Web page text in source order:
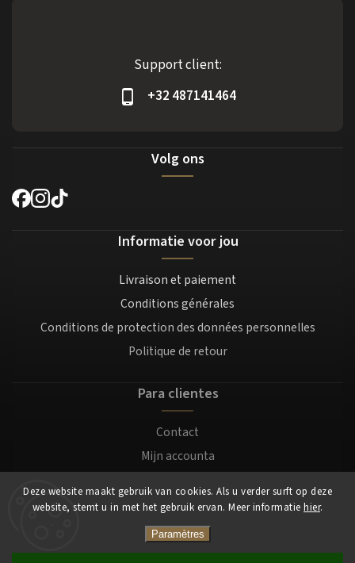
Deze website maakt gebruik van cookies. Als u verder surft op deze
website, stemt u in met het gebruik ervan. Meer informatie hier.
Paramètres
Support client:
+32 487141464
Volg ons
Informatie voor jou
Livraison et paiement
Conditions générales
Conditions de protection des données personnelles
Politique de retour
Para clientes
Contact
Mijn accounta
Login